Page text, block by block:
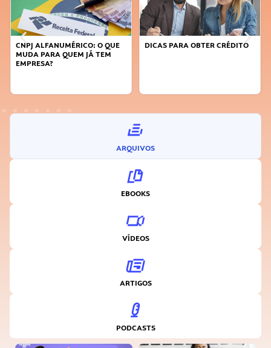
CNPJ ALFANUMÉRICO: O QUE
MUDA PARA QUEM JÁ TEM
EMPRESA?
DICAS PARA OBTER CRÉDITO
ARQUIVOS
EBOOKS
VÍDEOS
ARTIGOS
PODCASTS